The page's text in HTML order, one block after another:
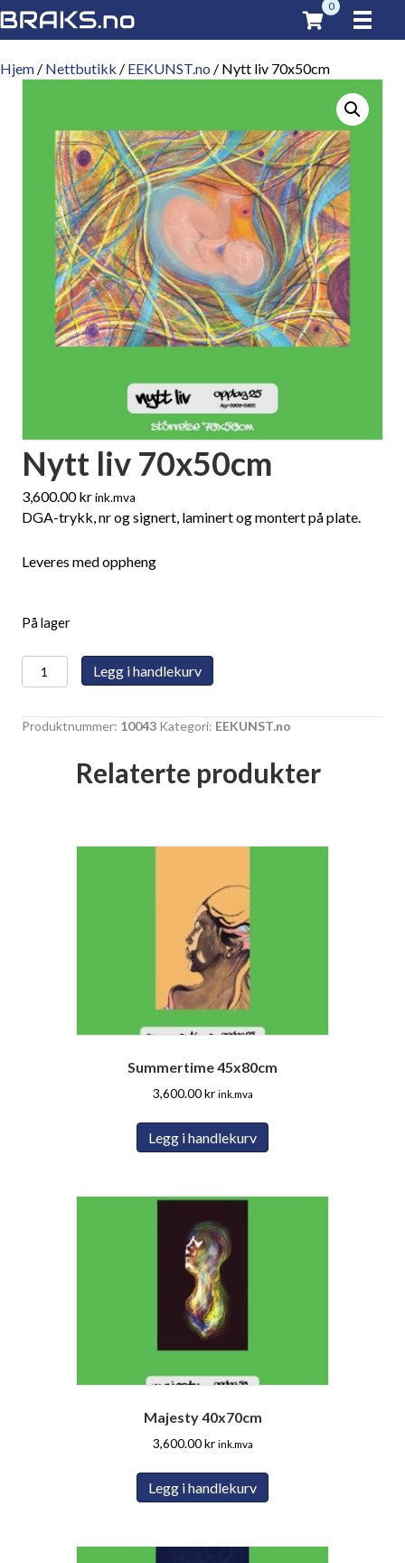
0
Hjem / Nettbutikk / EEKUNST.no / Nytt liv 70x50cm
Nytt liv 70x50cm
3,600.00krink.mva
DGA-trykk, nr og signert, laminert og montert på plate.
Leveres med oppheng
På lager
Nytt
liv
antall
Legg i handlekurv
Produktnummer: 10043 Kategori: EEKUNST.no
Relaterte produkter
Summertime 45x80cm
3,600.00kr ink.mva
Legg i handlekurv
Majesty 40x70cm
3,600.00kr ink.mva
Legg i handlekurv